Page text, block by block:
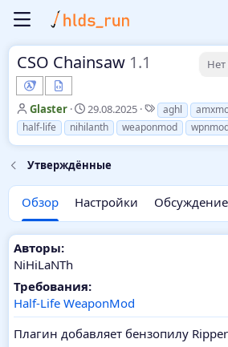
CSO Chainsaw 1.1 Нет
А
в
т
р
Glaster
Д
а
т
с
д
а
н
29.08.2025
Т
е
г
aghl
half-life
nihilanth weaponmod
Утверждённые
Обзор Настройки Обсуждение
Авторы:
NiHiLaNTh
Требования:
Half-Life WeaponMod
Плагин добавляет бензопилу